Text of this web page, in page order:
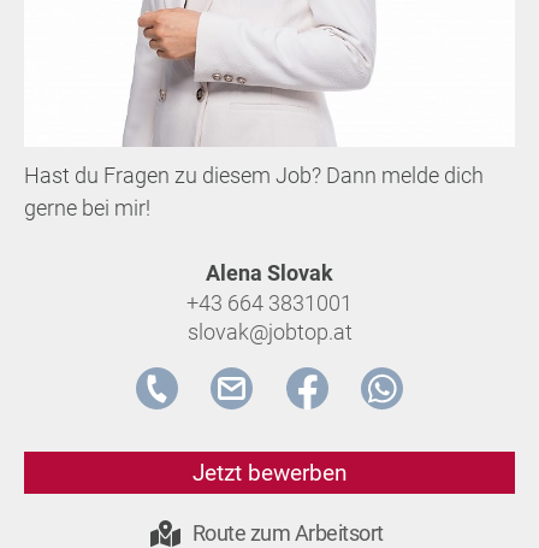
Hast du Fragen zu diesem Job? Dann melde dich
gerne bei mir!
Alena Slovak
+43 664 3831001
slovak@jobtop.at
Jetzt bewerben
Route zum Arbeitsort